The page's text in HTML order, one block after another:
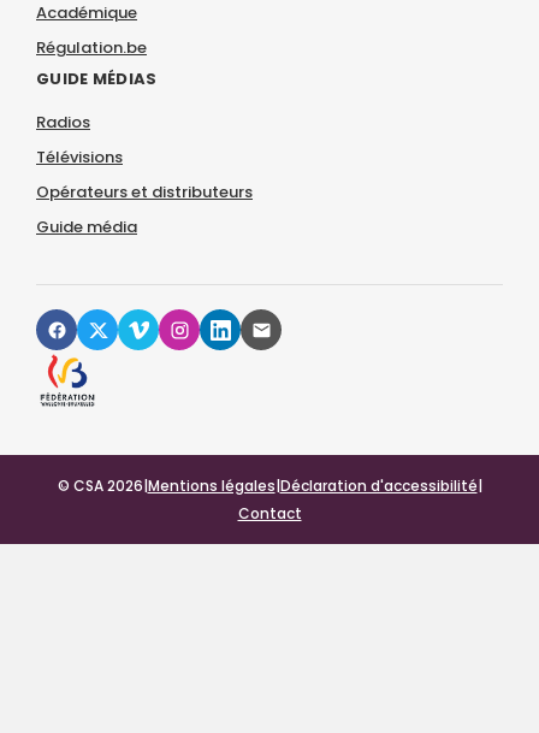
Académique
Régulation.be
GUIDE MÉDIAS
Radios
Télévisions
Opérateurs et distributeurs
Guide média
© CSA 2026|Mentions légales|Déclaration d'accessibilité|
Contact